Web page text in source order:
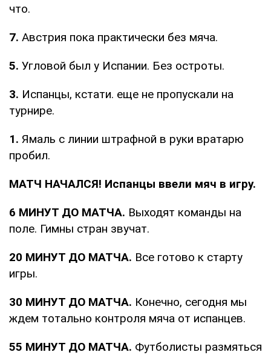
что.
7. Австрия пока практически без мяча.
5. Угловой был у Испании. Без остроты.
3. Испанцы, кстати. еще не пропускали на
турнире.
1. Ямаль с линии штрафной в руки вратарю
пробил.
МАТЧ НАЧАЛСЯ! Испанцы ввели мяч в игру.
6 МИНУТ ДО МАТЧА. Выходят команды на
поле. Гимны стран звучат.
20 МИНУТ ДО МАТЧА. Все готово к старту
игры.
30 МИНУТ ДО МАТЧА. Конечно, сегодня мы
ждем тотально контроля мяча от испанцев.
55 МИНУТ ДО МАТЧА. Футболисты размяться